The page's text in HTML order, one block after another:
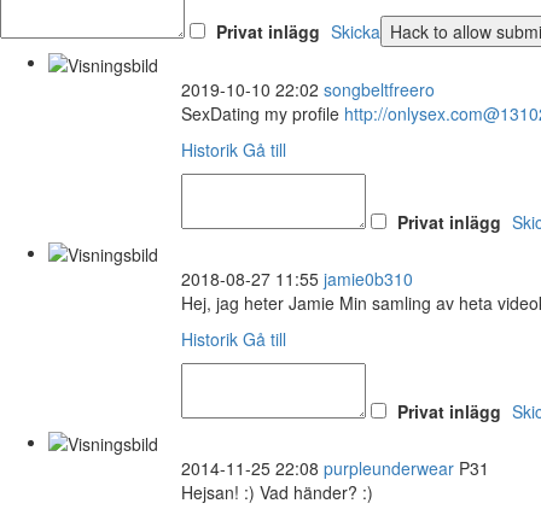
Privat inlägg Skicka
2019-10-10 22:02 songbeltfreero
SexDating my profile http://
Historik Gå till
Privat inlägg
2018-08-27 11:55 jamie0b310
Hej, jag heter Jamie Min samling av heta
Historik Gå till
Privat inlägg
2014-11-25 22:08 purpleunderwear P31
Hejsan! :) Vad händer? :)